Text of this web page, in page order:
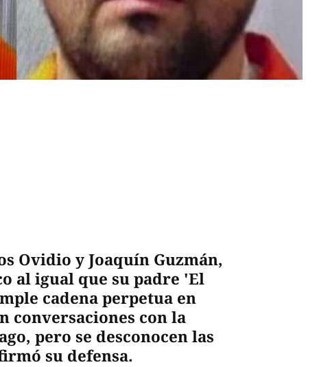
Ovidio y Joaquín Guzmán,
al igual que su padre 'El
cadena perpetua en
conversaciones con la
pero se desconocen las
su defensa.